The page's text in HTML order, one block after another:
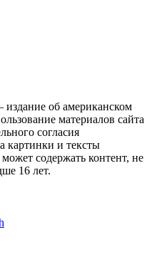
об американском
материалов cайта
согласия
картинки и тексты
содержать контент, не
16 лет.